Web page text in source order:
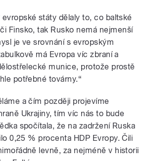
státy dělaly to, co baltské
Finsko, tak Rusko nemá nejmenší
je ve srovnání s evropským
má Evropa víc zbraní a
munice, protože prostě
potřebné továrny.“
a čím později projevíme
Ukrajiny, tím víc nás to bude
spočítala, že na zadržení Ruska
0,25 % procenta HDP Evropy. Čili
levně, za nejméně v historii